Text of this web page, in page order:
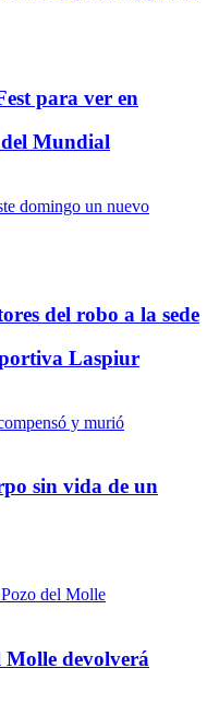
para ver en
Mundial
del robo a la sede
Laspiur
sin vida de un
Molle devolverá